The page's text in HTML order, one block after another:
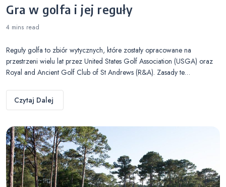
Gra w golfa i jej reguły
4 mins read
Reguły golfa to zbiór wytycznych, które zostały opracowane na
przestrzeni wielu lat przez United States Golf Association (USGA) oraz
Royal and Ancient Golf Club of St Andrews (R&A). Zasady te…
Czytaj Dalej